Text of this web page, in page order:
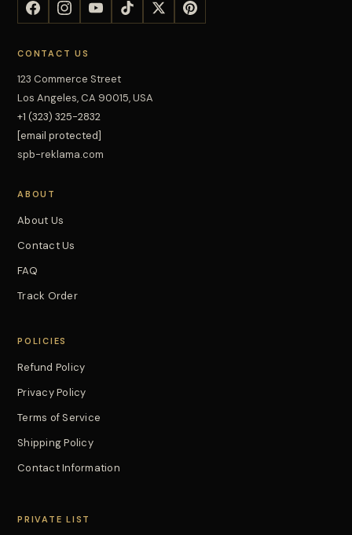
CONTACT US
123 Commerce Street
Los Angeles, CA 90015, USA
+1 (323) 325-2832
[email protected]
spb-reklama.com
ABOUT
About Us
Contact Us
FAQ
Track Order
POLICIES
Refund Policy
Privacy Policy
Terms of Service
Shipping Policy
Contact Information
PRIVATE LIST